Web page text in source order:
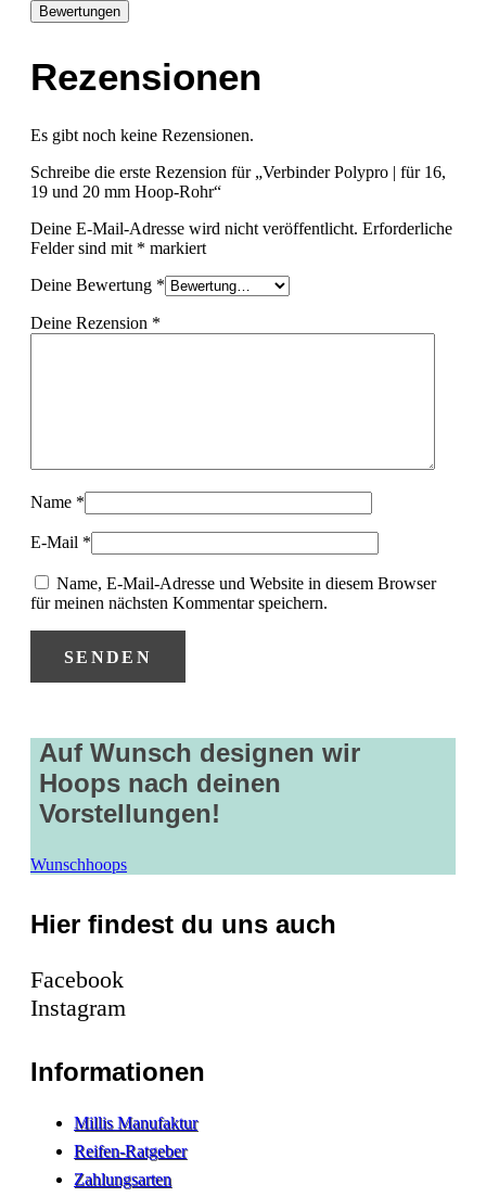
Bewertungen
Rezensionen
Es gibt noch keine Rezensionen.
Schreibe die erste Rezension für „Verbinder Polypro | für 16,
19 und 20 mm Hoop-Rohr“
Deine E-Mail-Adresse wird nicht veröffentlicht. Erforderliche
Felder sind mit * markiert
Deine Bewertung *
Deine Rezension *
Name *
E-Mail *
Name, E-Mail-Adresse und Website in diesem Browser
für meinen nächsten Kommentar speichern.
Auf Wunsch designen wir
Hoops nach deinen
Vorstellungen!
Wunschhoops
Hier findest du uns auch
Facebook
Instagram
Informationen
Millis Manufaktur
Reifen-Ratgeber
Zahlungsarten